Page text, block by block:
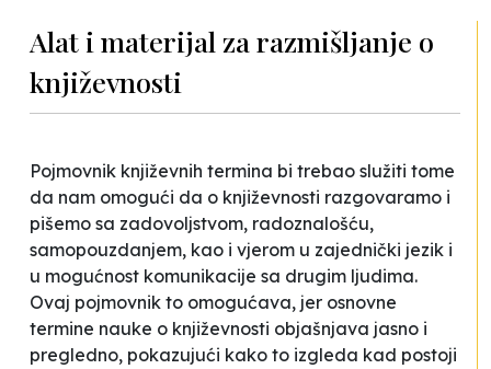
Alat i materijal za razmišljanje o
književnosti
Pojmovnik književnih termina bi trebao služiti tome
da nam omogući da o književnosti razgovaramo i
pišemo sa zadovoljstvom, radoznalošću,
samopouzdanjem, kao i vjerom u zajednički jezik i
u mogućnost komunikacije sa drugim ljudima.
Ovaj pojmovnik to omogućava, jer osnovne
termine nauke o književnosti objašnjava jasno i
pregledno, pokazujući kako to izgleda kad postoji